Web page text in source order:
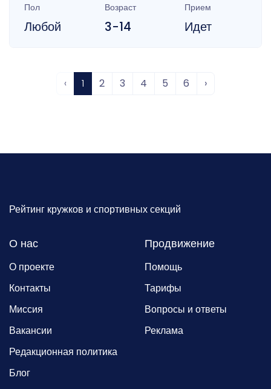
Пол
Любой
Возраст
3-14
Прием
Идет
‹ 1 2 3 4 5 6 ›
Рейтинг кружков и спортивных секций
О нас
О проекте
Контакты
Миссия
Вакансии
Редакционная политика
Блог
Продвижение
Помощь
Тарифы
Вопросы и ответы
Реклама